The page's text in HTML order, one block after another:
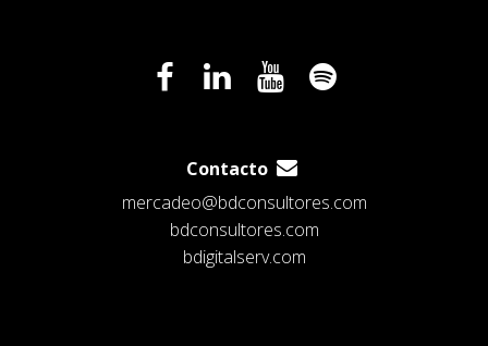
Contacto
mercadeo@bdconsultores.com
bdconsultores.com
bdigitalserv.com